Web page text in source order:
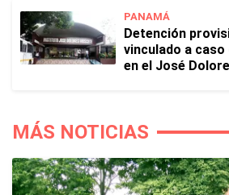
PANAMÁ
Detención
vinculado a
en el José
MÁS NOTICIAS